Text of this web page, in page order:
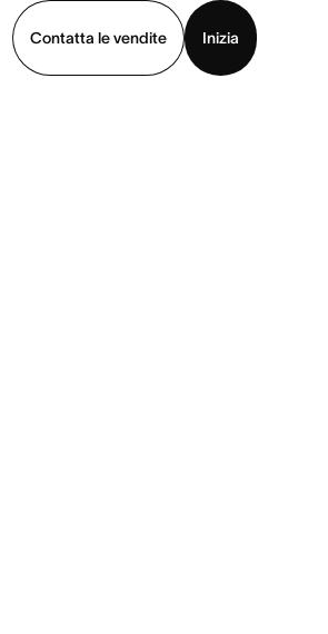
Contatta le vendite
Inizia